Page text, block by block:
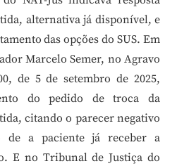
alternativa já disponível, e
das opções do SUS. Em
Marcelo Semer, no Agravo
de 5 de setembro de 2025,
do pedido de troca da
citando o parecer negativo
de a paciente já receber a
E no Tribunal de Justiça do